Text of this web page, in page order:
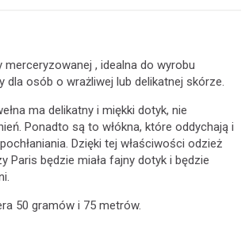
merceryzowanej , idealna do wyrobu
dla osób o wrażliwej lub delikatnej skórze.
ma delikatny i miękki dotyk, nie
Ponadto są to włókna, które oddychają i
Dzięki tej właściwości odzież
Paris będzie miała fajny dotyk i będzie
50 gramów i 75 metrów.